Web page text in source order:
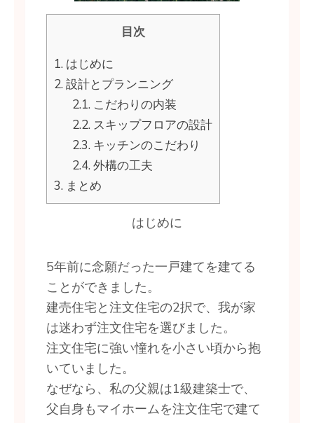
目次
1. はじめに
2. 設計とプランニング
2.1. こだわりの内装
2.2. スキップフロアの設計
2.3. キッチンのこだわり
2.4. 外構の工夫
3. まとめ
はじめに
5年前に念願だった一戸建てを建てる
ことができました。
建売住宅と注文住宅の2択で、我が家
は迷わず注文住宅を選びました。
注文住宅に強い憧れを小さい頃から抱
いていました。
なぜなら、私の父親は1級建築士で、
父自身もマイホームを注文住宅で建て